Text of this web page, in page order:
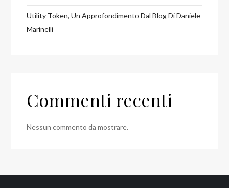
Utility Token, Un Approfondimento Dal Blog Di Daniele
Marinelli
Commenti recenti
Nessun commento da mostrare.